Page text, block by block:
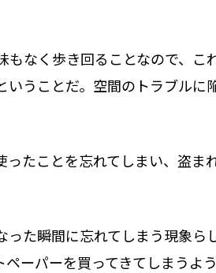
なく歩き回ることなので、こ
うことだ。空間のトラブルに
たことを忘れてしまい、盗ま
た瞬間に忘れてしまう現象ら
ーパーを買ってきてしまうよ